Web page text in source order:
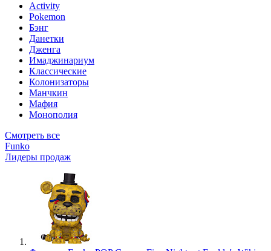
Activity
Pokemon
Бэнг
Данетки
Дженга
Имаджинариум
Классические
Колонизаторы
Манчкин
Мафия
Монополия
Смотреть все
Funko
Лидеры продаж